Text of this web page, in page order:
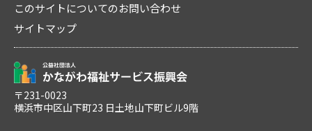
このサイトについてのお問い合わせ
サイトマップ
〒231-0023
横浜市中区山下町23 日土地山下町ビル9階